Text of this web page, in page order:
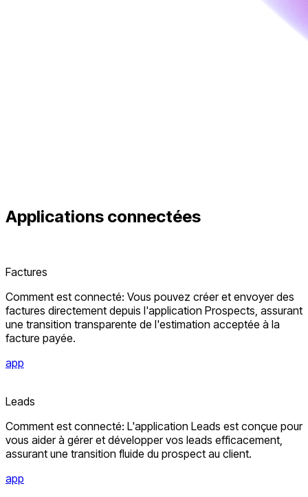
Applications connectées
Factures
Comment est connecté: Vous pouvez créer et envoyer des
factures directement depuis l'application Prospects, assurant
une transition transparente de l'estimation acceptée à la
facture payée.
app
Leads
Comment est connecté: L'application Leads est conçue pour
vous aider à gérer et développer vos leads efficacement,
assurant une transition fluide du prospect au client.
app